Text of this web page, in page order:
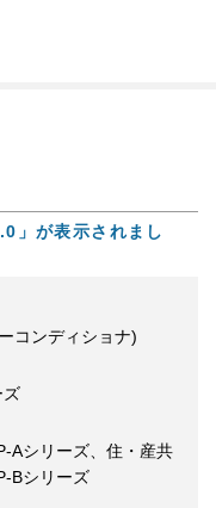
」が表示されまし
コンディショナ)
ズ
Aシリーズ、住・産共
Bシリーズ